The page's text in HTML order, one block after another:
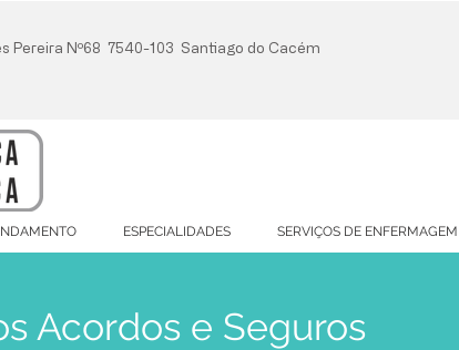
Pereira Nº68 7540-103 Santiago do Cacém
ESPECIALIDADES SERVIÇOS DE ENFERMAGEM
Acordos e Seguros